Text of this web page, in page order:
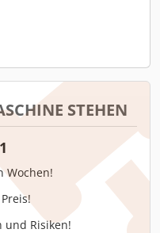
STEHEN
Wochen!
und Risiken!